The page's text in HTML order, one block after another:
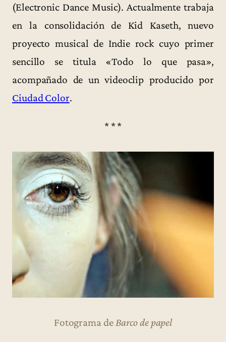
(Electronic Dance Music). Actualmente trabaja
en la consolidación de Kid Kaseth, nuevo
proyecto musical de Indie rock cuyo primer
sencillo se titula «Todo lo que pasa»,
acompañado de un videoclip producido por
Ciudad Color.
* * *
Fotograma deBarco de papel